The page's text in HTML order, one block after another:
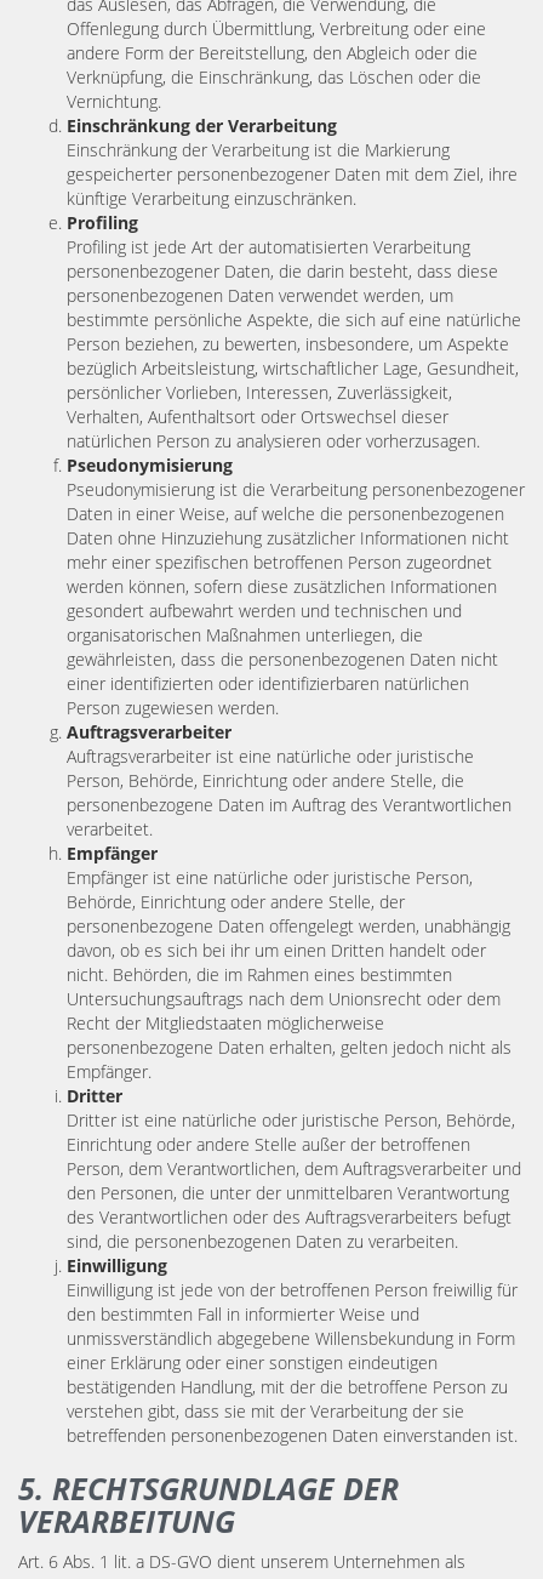
Offenlegung durch Übermittlung, Verbreitung oder eine
andere Form der Bereitstellung, den Abgleich oder die
Verknüpfung, die Einschränkung, das Löschen oder die
Vernichtung.
Einschränkung der Verarbeitung
Einschränkung der Verarbeitung ist die Markierung
gespeicherter personenbezogener Daten mit dem Ziel, ihre
künftige Verarbeitung einzuschränken.
Profiling
Profiling ist jede Art der automatisierten Verarbeitung
personenbezogener Daten, die darin besteht, dass diese
personenbezogenen Daten verwendet werden, um
bestimmte persönliche Aspekte, die sich auf eine natürliche
Person beziehen, zu bewerten, insbesondere, um Aspekte
bezüglich Arbeitsleistung, wirtschaftlicher Lage, Gesundheit,
persönlicher Vorlieben, Interessen, Zuverlässigkeit,
Verhalten, Aufenthaltsort oder Ortswechsel dieser
natürlichen Person zu analysieren oder vorherzusagen.
Pseudonymisierung
Pseudonymisierung ist die Verarbeitung personenbezogener
Daten in einer Weise, auf welche die personenbezogenen
Daten ohne Hinzuziehung zusätzlicher Informationen nicht
mehr einer spezifischen betroffenen Person zugeordnet
werden können, sofern diese zusätzlichen Informationen
gesondert aufbewahrt werden und technischen und
organisatorischen Maßnahmen unterliegen, die
gewährleisten, dass die personenbezogenen Daten nicht
einer identifizierten oder identifizierbaren natürlichen
Person zugewiesen werden.
Auftragsverarbeiter
Auftragsverarbeiter ist eine natürliche oder juristische
Person, Behörde, Einrichtung oder andere Stelle, die
personenbezogene Daten im Auftrag des Verantwortlichen
verarbeitet.
Empfänger
Empfänger ist eine natürliche oder juristische Person,
Behörde, Einrichtung oder andere Stelle, der
personenbezogene Daten offengelegt werden, unabhängig
davon, ob es sich bei ihr um einen Dritten handelt oder
nicht. Behörden, die im Rahmen eines bestimmten
Untersuchungsauftrags nach dem Unionsrecht oder dem
Recht der Mitgliedstaaten möglicherweise
personenbezogene Daten erhalten, gelten jedoch nicht als
Empfänger.
Dritter
Dritter ist eine natürliche oder juristische Person, Behörde,
Einrichtung oder andere Stelle außer der betroffenen
Person, dem Verantwortlichen, dem Auftragsverarbeiter und
den Personen, die unter der unmittelbaren Verantwortung
des Verantwortlichen oder des Auftragsverarbeiters befugt
sind, die personenbezogenen Daten zu verarbeiten.
Einwilligung
Einwilligung ist jede von der betroffenen Person freiwillig für
den bestimmten Fall in informierter Weise und
unmissverständlich abgegebene Willensbekundung in Form
einer Erklärung oder einer sonstigen eindeutigen
bestätigenden Handlung, mit der die betroffene Person zu
verstehen gibt, dass sie mit der Verarbeitung der sie
betreffenden personenbezogenen Daten einverstanden ist.
5. RECHTSGRUNDLAGE DER
VERARBEITUNG
Art. 6 Abs. 1 lit. a DS-GVO dient unserem Unternehmen als